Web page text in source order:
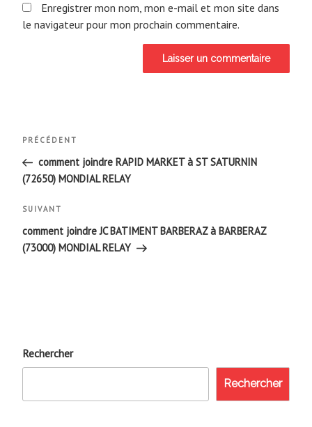
Enregistrer mon nom, mon e-mail et mon site dans
le navigateur pour mon prochain commentaire.
Navigation
de
l’article
Article
précédent
PRÉCÉDENT
comment joindre RAPID MARKET à ST SATURNIN
(72650) MONDIAL RELAY
Article
suivant
SUIVANT
comment joindre JC BATIMENT BARBERAZ à BARBERAZ
(73000) MONDIAL RELAY
Rechercher
Rechercher